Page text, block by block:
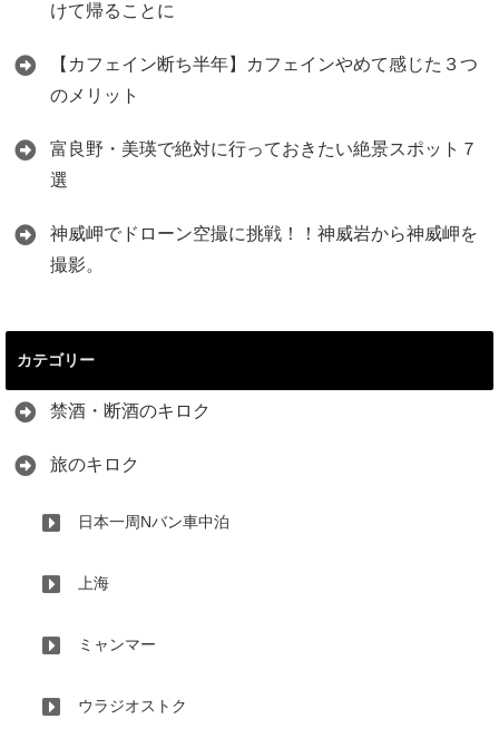
けて帰ることに
【カフェイン断ち半年】カフェインやめて感じた３つ
のメリット
富良野・美瑛で絶対に行っておきたい絶景スポット７
選
神威岬でドローン空撮に挑戦！！神威岩から神威岬を
撮影。
カテゴリー
禁酒・断酒のキロク
旅のキロク
日本一周Nバン車中泊
上海
ミャンマー
ウラジオストク